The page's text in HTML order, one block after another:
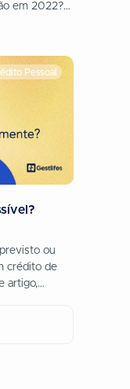
em 2022?
Pessoal
ou
crédito de
artigo,
a Gestlifes